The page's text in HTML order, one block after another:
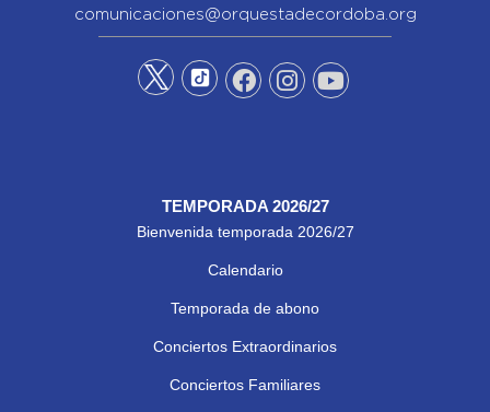
comunicaciones@orquestadecordoba.org
TEMPORADA 2026/27
Bienvenida temporada 2026/27
Calendario
Temporada de abono
Conciertos Extraordinarios
Conciertos Familiares